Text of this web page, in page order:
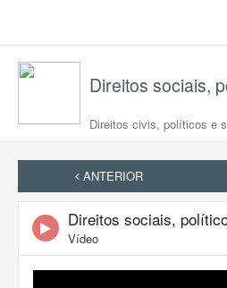
Direitos sociais,
Direitos civis, políticos e
ANTERIOR
Direitos sociais,
Vídeo